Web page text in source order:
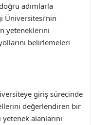
adımlarla
yeteneklerini
belirlemeleri
giriş sürecinde
değerlendiren bir
alanlarını